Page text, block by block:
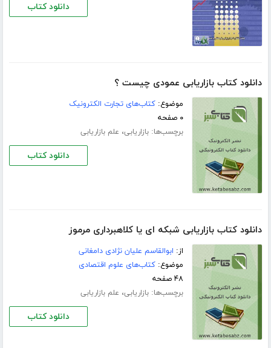
دانلود کتاب
دانلود کتاب بازاریابی عمودی چیست ؟
موضوع:کتاب‌های تجارت الکترونیک
۰ صفحه
برچسب‌ها:بازاریابی، علم بازاریابی
دانلود کتاب
دانلود کتاب بازاریابی شبکه ای یا کلاهبرداری مرموز
از: ابوالقاسم علیان نژادی دامغانی
موضوع:کتاب‌های علوم اقتصادی
۴۸ صفحه
برچسب‌ها:بازاریابی، علم بازاریابی
دانلود کتاب